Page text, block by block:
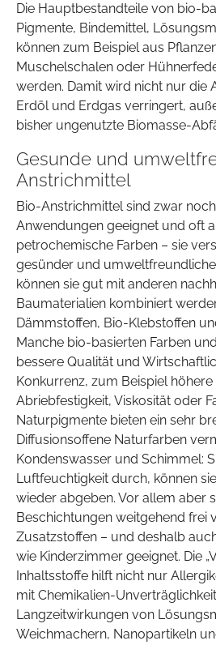
Die Hauptbestandteile von bio-
Pigmente, Bindemittel,
können zum Beispiel aus
Muschelschalen oder
werden. Damit wird nicht nur die
Erdöl und Erdgas verringert,
bisher ungenutzte Biomasse-
Gesunde und
Anstrichmittel
Bio-Anstrichmittel sind zwar
Anwendungen geeignet und oft
petrochemische Farben – sie
gesünder und
können sie gut mit anderen
Baumaterialien kombiniert
Dämmstoffen, Bio-Klebstoffen
Manche bio-basierten Farben
bessere Qualität und
Konkurrenz, zum Beispiel
Abriebfestigkeit, Viskosität oder
Naturpigmente bieten ein sehr
Diffusionsoffene Naturfarben
Kondenswasser und Schimmel:
Luftfeuchtigkeit durch, können
wieder abgeben. Vor allem aber
Beschichtungen weitgehend frei
Zusatzstoffen – und deshalb
wie Kinderzimmer geeignet. Die
Inhaltsstoffe hilft nicht nur
mit Chemikalien-
Langzeitwirkungen von
Weichmachern, Nanopartikeln